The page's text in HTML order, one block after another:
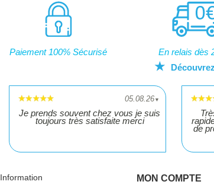
Paiement 100% Sécurisé En relais dès
★
05.08.26▼
Je prends souvent chez vous je suis
toujours très satisfaite merci
de
Information MON COMPTE